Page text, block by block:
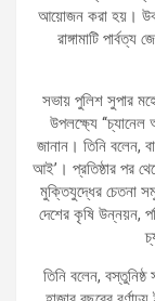
আয়োজন করা হয়।
রাঙ্গামাটি
সভায় পুলিশ সুপার
উপলক্ষ্যে
জানান। তিনি বলেন,
আই’। প্রতিষ্ঠার পর
মুক্তিযুদ্ধের চেতনা
দেশের কৃষি উন্নয়ন,
তিনি বলেন, বস্তুনিষ্ঠ